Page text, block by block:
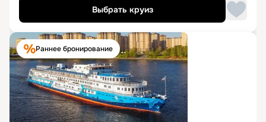
Выбрать круиз
Раннее бронирование